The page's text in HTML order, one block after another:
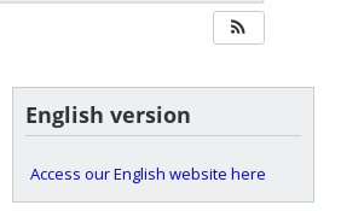
English version
Access our English website here